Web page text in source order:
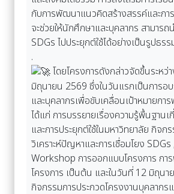
กับการพัฒนาแนวคิดสร้างสรรค์และก
จะช่วยให้นักศึกษาและบุคลากร สามารถ
SDGs ไปประยุกต์ใช้ได้อย่างเป็นรูปธรร
.
โดยโครงการดังกล่าวจัดขึ้นระห
มิถุนายน 2569 ซึ่งในวันแรกเป็นการอ
และบุคลากรเพื่อขับเคลื่อนเป้าหมายก
ได้แก่ การบรรยายเรื่องความรู้พื้นฐาน
และการประยุกต์ใช้ในมหาวิทยาลัย กิจก
วิเคราะห์ปัญหาและการเชื่อมโยง
Workshop การออกแบบโครงการ ก
โครงการ เป็นต้น และในวันที่ 12 มิถุน
กิจกรรมการประกวดโครงงานบุคลากร